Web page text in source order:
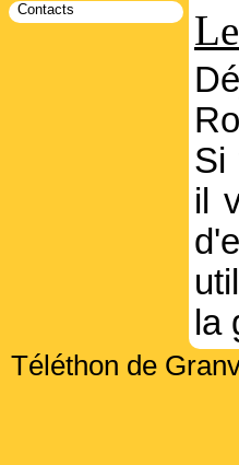
Contacts
Si
il
la
Téléthon de